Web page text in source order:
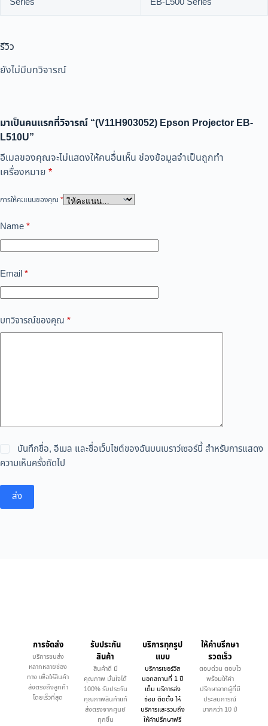
รีวิว
ยังไม่มีบทวิจารณ์
มาเป็นคนแรกที่วิจารณ์ “(V11H903052) Epson Projector EB-
L510U”
อีเมลของคุณจะไม่แสดงให้คนอื่นเห็น ช่องข้อมูลจำเป็นถูกทำ
เครื่องหมาย *
การให้คะแนนของคุณ *
Name*
Email*
บทวิจารณ์ของคุณ *
บันทึกชื่อ, อีเมล และชื่อเว็บไซต์ของฉันบนเบราว์เซอร์นี้ สำหรับการแสดง
ความเห็นครั้งถัดไป
ส่ง
การจัดส่ง
บริการขนส่ง
หลากหลายช่อง
ทาง เพื่อให้สินค้า
ส่งตรงถึงลูกค้า
โดยเร็วที่สุด
รับประกัน
สินค้า
สินค้าดี มี
คุณภาพ มั่นใจได้
100% รับประกัน
คุณภาพสินค้าแท้
ส่งตรงจากศูนย์
ทุกชิ้น
บริการทุกรูป
แบบ
บริการเซอร์วิส
นอกสถานที่ 1 ปี
เต็ม บริการส่ง
ซ่อม ติดตั้ง ให้
บริการและรวมถึง
ให้คำปรึกษาฟรี
ให้คำบรึกษา
รวดเร็ว
ตอบด่วน ตอบไว
พร้อมให้คำ
ปรึกษาจากผู้ที่มี
ประสบการณ์
มากกว่า 10 ปี